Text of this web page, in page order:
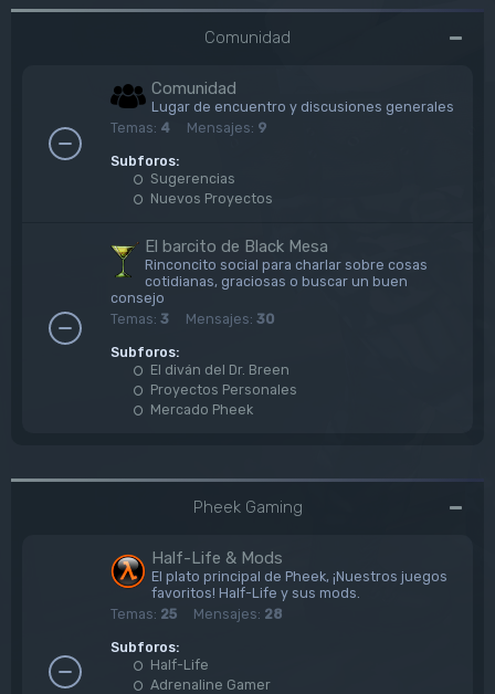
Comunidad
Comunidad
Lugar de encuentro y discusiones generales
Temas: 4 Mensajes: 9
Subforos:
Sugerencias
Nuevos Proyectos
El barcito de Black Mesa
Rinconcito social para charlar sobre cosas
cotidianas, graciosas o buscar un buen
consejo
Temas: 3 Mensajes: 30
Subforos:
El diván del Dr. Breen
Proyectos Personales
Mercado Pheek
Pheek Gaming
Half-Life & Mods
El plato principal de Pheek, ¡Nuestros juegos
favoritos! Half-Life y sus mods.
Temas: 25 Mensajes: 28
Subforos:
Half-Life
Adrenaline Gamer